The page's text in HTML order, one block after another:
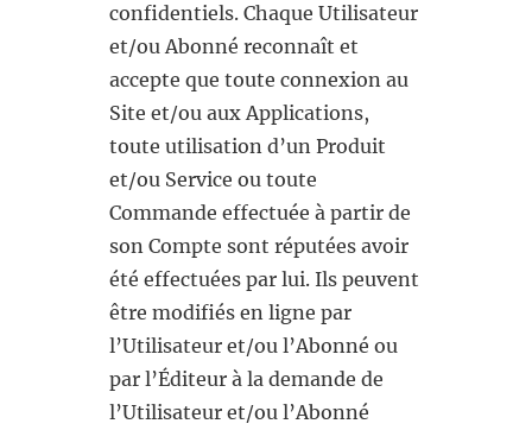
confidentiels. Chaque Utilisateur
et/ou Abonné reconnaît et
accepte que toute connexion au
Site et/ou aux Applications,
toute utilisation d’un Produit
et/ou Service ou toute
Commande effectuée à partir de
son Compte sont réputées avoir
été effectuées par lui. Ils peuvent
être modifiés en ligne par
l’Utilisateur et/ou l’Abonné ou
par l’Éditeur à la demande de
l’Utilisateur et/ou l’Abonné